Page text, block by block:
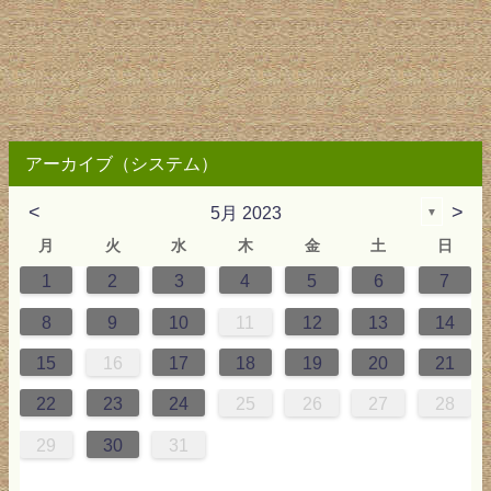
アーカイブ（システム）
< 5月 2023 ▼ >
月 火 水 木 金 土 日
1 2 3 4 5 6 7
8 9 10 11 12 13 14
15 16 17 18 19 20 21
22 23 24 25 26 27 28
29 30 31